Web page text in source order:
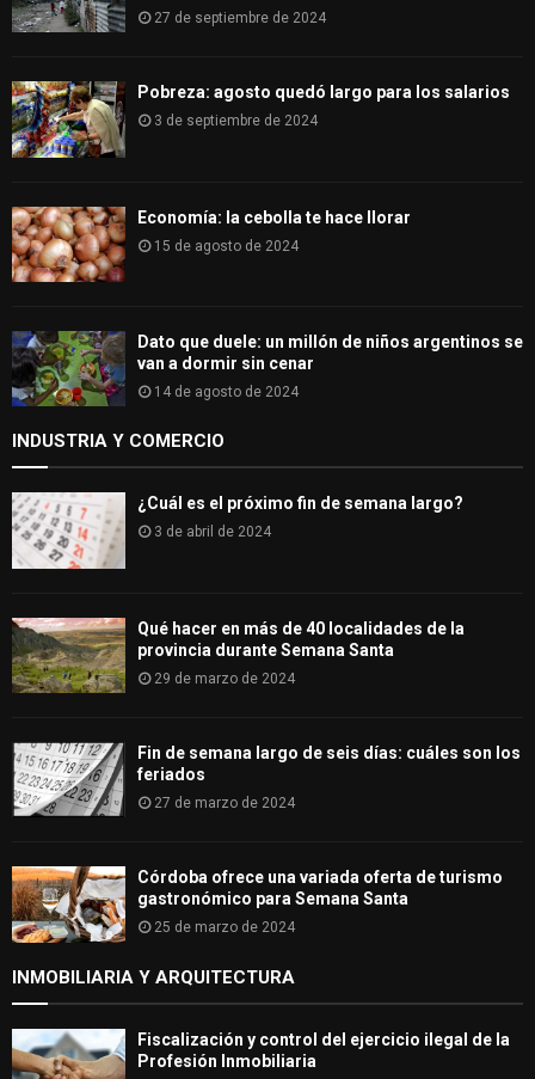
27 de septiembre de 2024
Pobreza: agosto quedó largo para los salarios
3 de septiembre de 2024
Economía: la cebolla te hace llorar
15 de agosto de 2024
Dato que duele: un millón de niños argentinos se
van a dormir sin cenar
14 de agosto de 2024
INDUSTRIA Y COMERCIO
¿Cuál es el próximo fin de semana largo?
3 de abril de 2024
Qué hacer en más de 40 localidades de la
provincia durante Semana Santa
29 de marzo de 2024
Fin de semana largo de seis días: cuáles son los
feriados
27 de marzo de 2024
Córdoba ofrece una variada oferta de turismo
gastronómico para Semana Santa
25 de marzo de 2024
INMOBILIARIA Y ARQUITECTURA
Fiscalización y control del ejercicio ilegal de la
Profesión Inmobiliaria